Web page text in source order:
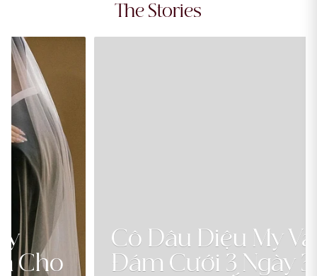
The Stories
Cô Dâu Diệu My Và
Đám Cưới 3 Ngày 3 Đêm